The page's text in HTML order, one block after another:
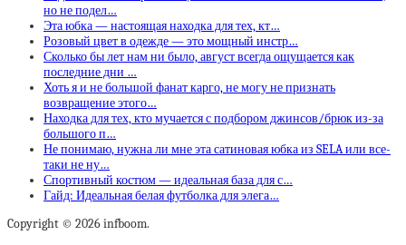
но не подел…
Эта юбка — настоящая находка для тех, кт…
Розовый цвет в одежде — это мощный инстр…
Сколько бы лет нам ни было, август всегда ощущается как
последние дни …
Хоть я и не большой фанат карго, не могу не признать
возвращение этого…
Находка для тех, кто мучается с подбором джинсов/брюк из-за
большого п…
Не понимаю, нужна ли мне эта сатиновая юбка из SELA или все-
таки не ну…
Спортивный костюм — идеальная база для с…
Гайд: Идеальная белая футболка для элега…
Copyright © 2026 infboom.